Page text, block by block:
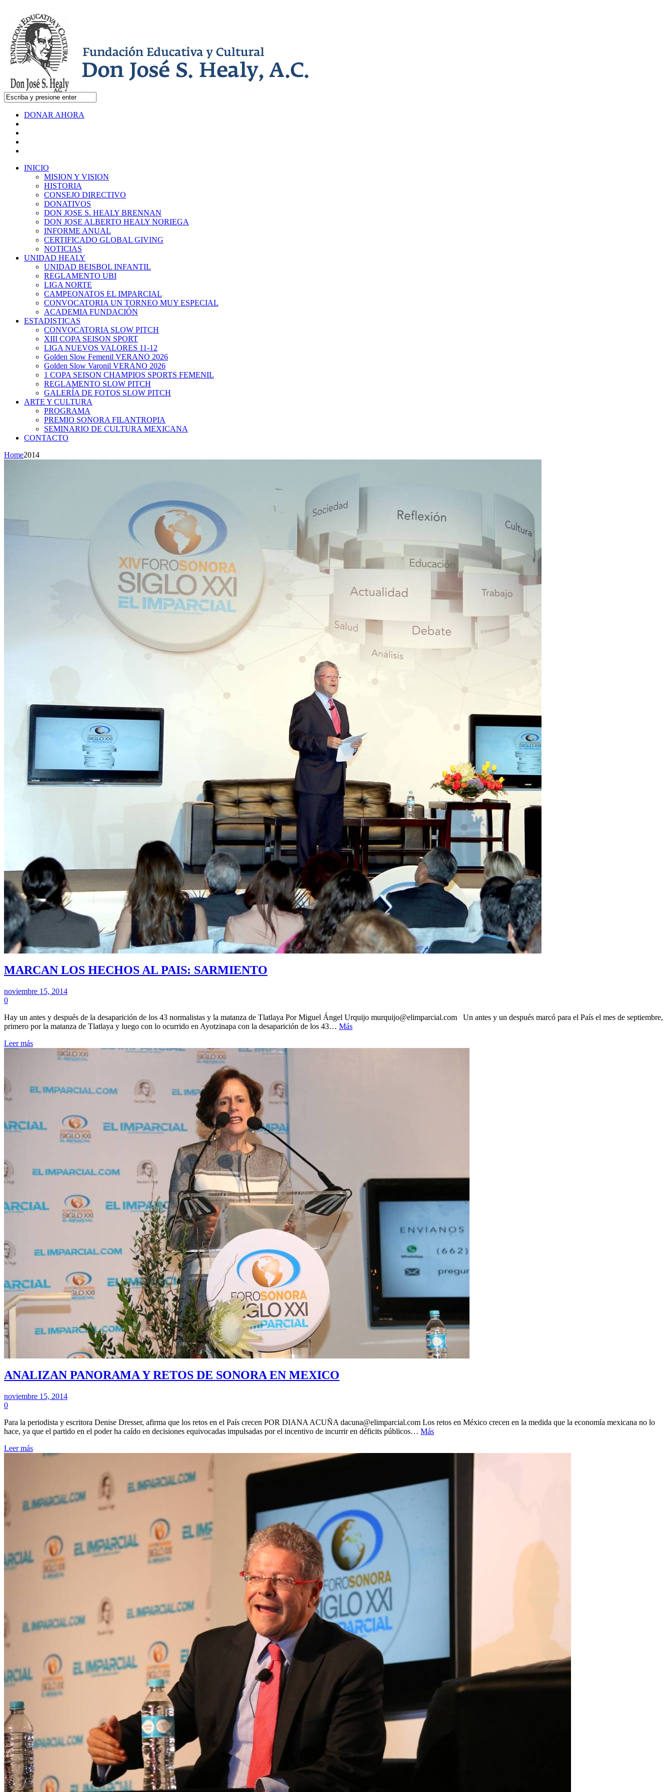
DONAR AHORA
INICIO
MISION Y VISION
HISTORIA
CONSEJO DIRECTIVO
DONATIVOS
DON JOSE S. HEALY BRENNAN
DON JOSE ALBERTO HEALY NORIEGA
INFORME ANUAL
CERTIFICADO GLOBAL GIVING
NOTICIAS
UNIDAD HEALY
UNIDAD BEISBOL INFANTIL
REGLAMENTO UBI
LIGA NORTE
CAMPEONATOS EL IMPARCIAL
CONVOCATORIA UN TORNEO MUY ESPECIAL
ACADEMIA FUNDACIÓN
ESTADISTICAS
CONVOCATORIA SLOW PITCH
XIII COPA SEISON SPORT
LIGA NUEVOS VALORES 11-12
Golden Slow Femenil VERANO 2026
Golden Slow Varonil VERANO 2026
1 COPA SEISON CHAMPIOS SPORTS FEMENIL
REGLAMENTO SLOW PITCH
GALERÍA DE FOTOS SLOW PITCH
ARTE Y CULTURA
PROGRAMA
PREMIO SONORA FILANTROPIA
SEMINARIO DE CULTURA MEXICANA
CONTACTO
Home2014
MARCAN LOS HECHOS AL PAIS: SARMIENTO
noviembre 15, 2014
0
Hay un antes y después de la desaparición de los 43 normalistas y la matanza de Tlatlaya Por Miguel Ángel Urquijo murquijo@elimparcial.com Un antes y un después marcó para el País el mes de septiembre,
primero por la matanza de Tlatlaya y luego con lo ocurrido en Ayotzinapa con la desaparición de los 43… Más
Leer más
ANALIZAN PANORAMA Y RETOS DE SONORA EN MEXICO
noviembre 15, 2014
0
Para la periodista y escritora Denise Dresser, afirma que los retos en el País crecen POR DIANA ACUÑA dacuna@elimparcial.com Los retos en México crecen en la medida que la economía mexicana no lo
hace, ya que el partido en el poder ha caído en decisiones equivocadas impulsadas por el incentivo de incurrir en déficits públicos… Más
Leer más